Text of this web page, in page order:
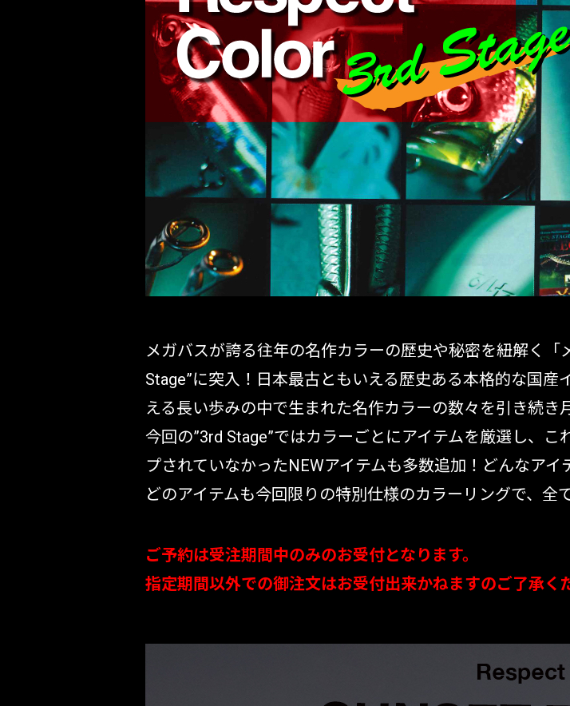
PREMIUM オンライン限定
FRESH WATER
OUTDOOR
在庫
PREMIUM ［ オンライン限定 ］
2026
メガバスが誇る往年の名作カラーの歴史や秘密を紐解く
Stage”に突入！日本最古ともいえる歴史ある本格的な国
える長い歩みの中で生まれた名作カラーの数々を引き続き
今回の”3rd Stage”ではカラーごとにアイテムを厳選し、
プされていなかったNEWアイテムも多数追加！どんなアイ
どのアイテムも今回限りの特別仕様のカラーリングで、全
ご予約は受注期間中のみのお受付となります。
指定期間以外での御注文はお受付出来かねますのご了承く